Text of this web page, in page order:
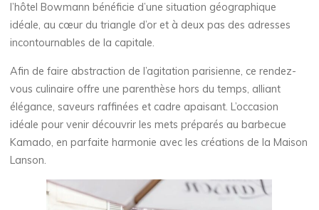
l’hôtel Bowmann bénéficie d’une situation géographique
idéale, au cœur du triangle d’or et à deux pas des adresses
incontournables de la capitale.
Afin de faire abstraction de l’agitation parisienne, ce rendez-
vous culinaire offre une parenthèse hors du temps, alliant
élégance, saveurs raffinées et cadre apaisant. L’occasion
idéale pour venir découvrir les mets préparés au barbecue
Kamado, en parfaite harmonie avec les créations de la Maison
Lanson.